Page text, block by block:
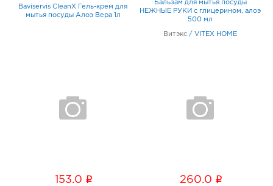
Baviservis CleanX Гель-крем для
мытья посуды Алоэ Вера 1л
153.0 i
Бальзам для мытья посуды
НЕЖНЫЕ РУКИ с глицерином, алоэ
500 мл
Витэкс / VITEX HOME
260.0 i